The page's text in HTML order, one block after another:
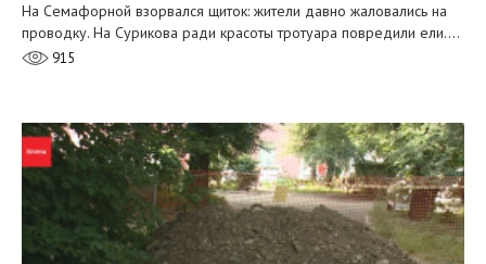
На Семафорной взорвался щиток: жители давно жаловались на
проводку. На Сурикова ради красоты тротуара повредили ели.…
915